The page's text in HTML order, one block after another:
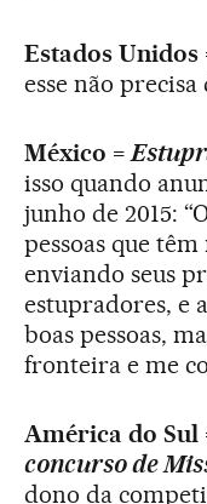
Estados Unidos
esse não precisa
México =
isso quando
junho de 2015:
pessoas que
enviando seus
estupradores, e
boas pessoas,
fronteira e me
América do Sul
concurso de
dono da